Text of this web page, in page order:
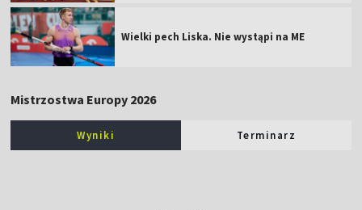
Wielki pech Liska. Nie wystąpi na ME
Mistrzostwa Europy 2026
Wyniki Terminarz